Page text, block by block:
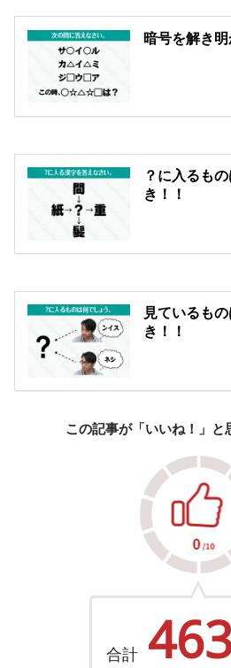
暗号を解き
？に入るも
き！！
見ているも
き！！
この記事が「いいね！」と
合計